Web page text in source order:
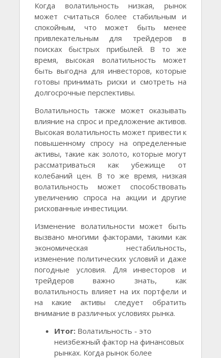
Когда волатильность низкая, рынок
может считаться более стабильным и
спокойным, что может быть менее
привлекательным для трейдеров в
поисках быстрых прибылей. В то же
время, высокая волатильность может
быть выгодна для инвесторов, которые
готовы принимать риски и смотреть на
долгосрочные перспективы.
Волатильность также может оказывать
влияние на спрос и предложение активов.
Высокая волатильность может привести к
повышенному спросу на определенные
активы, такие как золото, которые могут
рассматриваться как убежище от
колебаний цен. В то же время, низкая
волатильность может способствовать
увеличению спроса на акции и другие
рискованные инвестиции.
Изменение волатильности может быть
вызвано многими факторами, такими как
экономическая нестабильность,
изменение политических условий и даже
погодные условия. Для инвесторов и
трейдеров важно знать, как
волатильность влияет на их портфели и
на какие активы следует обратить
внимание в различных условиях рынка.
Итог: Волатильность - это
неизбежный фактор на финансовых
рынках. Когда рынок более